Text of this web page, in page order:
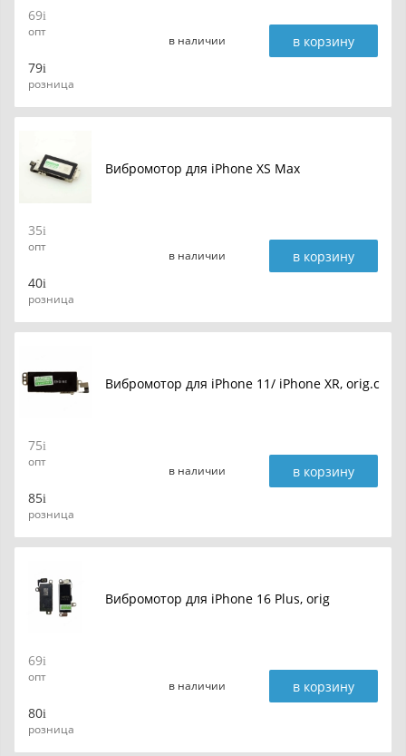
69
опт
79
розница
в наличии в корзину
Вибромотор для iPhone XS Max
35
опт
40
розница
в наличии в корзину
Вибромотор для iPhone 11/ iPhone XR, orig.c
75
опт
85
розница
в наличии в корзину
Вибромотор для iPhone 16 Plus, orig
69
опт
80
розница
в наличии в корзину